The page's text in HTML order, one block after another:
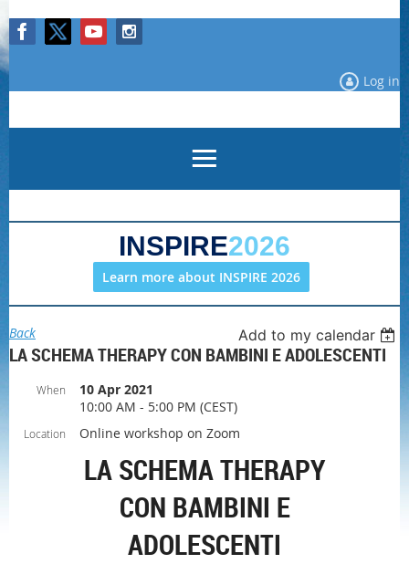
Log in
INSPIRE2026
Learn more about INSPIRE 2026
Back Add to my calendar
LA SCHEMA THERAPY CON BAMBINI E ADOLESCENTI
When
10 Apr 2021
10:00 AM - 5:00 PM (CEST)
Location Online workshop on Zoom
LA SCHEMA THERAPY
CON BAMBINI E
ADOLESCENTI